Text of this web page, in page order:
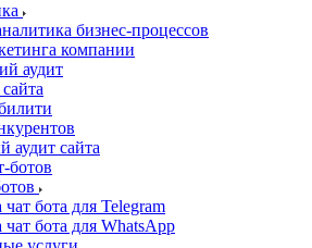
бизнес-процессов
компании
аудит
аудит сайта
чат бота для Telegram
чат бота для WhatsApp